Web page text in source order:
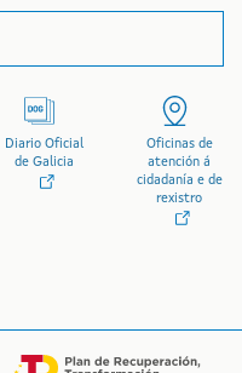
Diario Oficial
de Galicia
Oficinas de
atención á
cidadanía e de
rexistro